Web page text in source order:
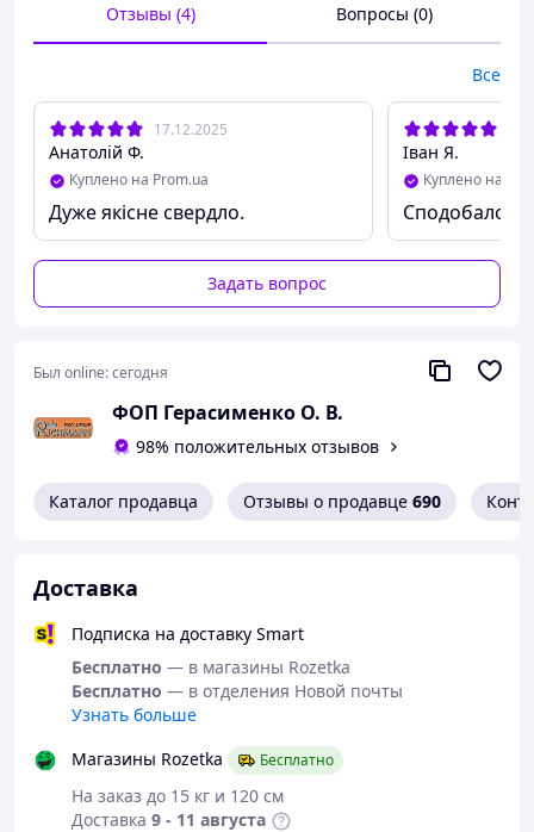
Технические данные:
Материал:сталь HSS
4-32 мм (4, 6, 8, 10, 12, 14, 16, 18, 20, 22, 24, 26,
28, 30, 32)
Шаг резьбы:
2 мм
Рабочая длина:80 мм
Общая длина: 105 мм
цилиндрический
Отзывы (4) Вопросы (0)
Все
17.12.2025
Анатолій Ф.
Куплено на Prom.ua
Дуже якісне свердло.
Іван Я.
Куплено на
Сподобалось
Задать вопрос
Был online:сегодня
ФОП Герасименко О. В.
98% положительных отзывов
Каталог продавца Отзывы о продавце 690
Доставка
Подписка на доставку Smart
Бесплатно — в магазины Rozetka
Бесплатно — в отделения Новой почты
Узнать больше
Магазины Rozetka
Бесплатно
На заказ до 15 кг и 120 см
Доставка 9 - 11 августа